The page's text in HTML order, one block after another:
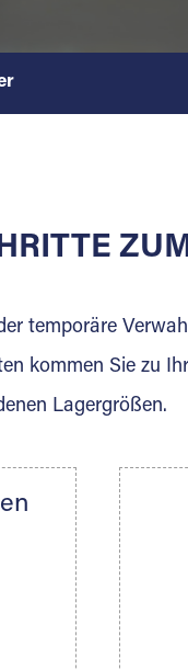
wurde?
temporäre
kommen Sie zu
Lagergrößen.